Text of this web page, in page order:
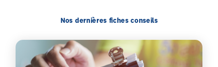
Nos dernières fiches conseils